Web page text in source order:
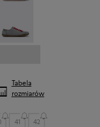
Tabela
rozmiarów
41 42